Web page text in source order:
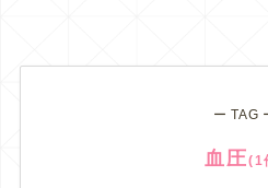
ー TAG
血圧(1